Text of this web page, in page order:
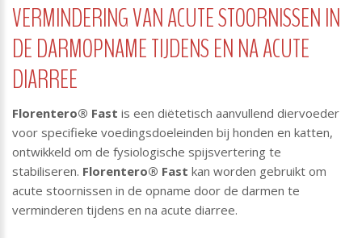
VERMINDERING VAN ACUTE STOORNISSEN IN
DE DARMOPNAME TIJDENS EN NA ACUTE
DIARREE
Florentero® Fast is een diëtetisch aanvullend diervoeder
voor specifieke voedingsdoeleinden bij honden en katten,
ontwikkeld om de fysiologische spijsvertering te
stabiliseren. Florentero® Fast kan worden gebruikt om
acute stoornissen in de opname door de darmen te
verminderen tijdens en na acute diarree.